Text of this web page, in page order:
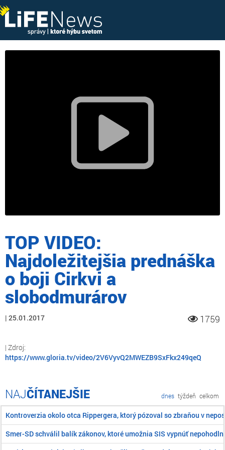
TOP VIDEO:
Najdoležitejšia prednáška
o boji Cirkvi a
slobodmurárov
25.01.2017 1759
https://www.gloria.tv/video/2V6VyvQ2MWEZB9SxFkx249qeQ
ČÍTANEJŠIE dnes týždeň celkom
Kontroverzia okolo otca Rippergera, ktorý pózoval so zbraňou v
Smer-SD schválil balík zákonov, ktoré umožnia SIS vypnúť